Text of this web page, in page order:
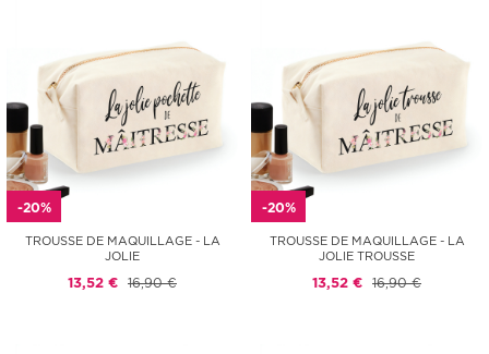
-20%
TROUSSE DE MAQUILLAGE - LA
JOLIE
13,52 € 16,90 €
-20%
TROUSSE DE MAQUILLAGE - LA
JOLIE TROUSSE
13,52 € 16,90 €